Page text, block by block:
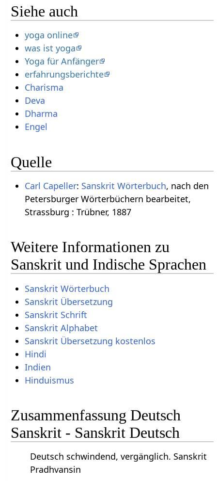
Siehe auch
yoga online
was ist yoga
Yoga für Anfänger
erfahrungsberichte
Charisma
Deva
Dharma
Engel
Quelle
Carl Capeller: Sanskrit Wörterbuch, nach den
Petersburger Wörterbüchern bearbeitet,
Strassburg : Trübner, 1887
Weitere Informationen zu
Sanskrit und Indische Sprachen
Sanskrit Wörterbuch
Sanskrit Übersetzung
Sanskrit Schrift
Sanskrit Alphabet
Sanskrit Übersetzung kostenlos
Hindi
Indien
Hinduismus
Zusammenfassung Deutsch
Sanskrit - Sanskrit Deutsch
Deutsch schwindend, vergänglich. Sanskrit
Pradhvansin